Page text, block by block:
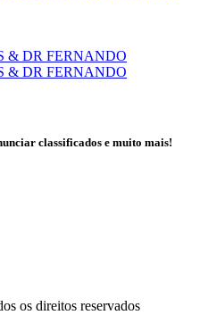
classificados e muito mais!
os direitos reservados